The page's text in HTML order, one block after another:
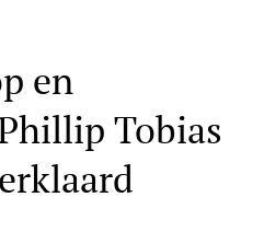
en
Tobias